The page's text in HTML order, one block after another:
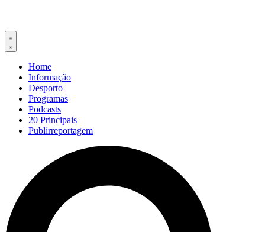
Home
Informação
Desporto
Programas
Podcasts
20 Principais
Publirreportagem